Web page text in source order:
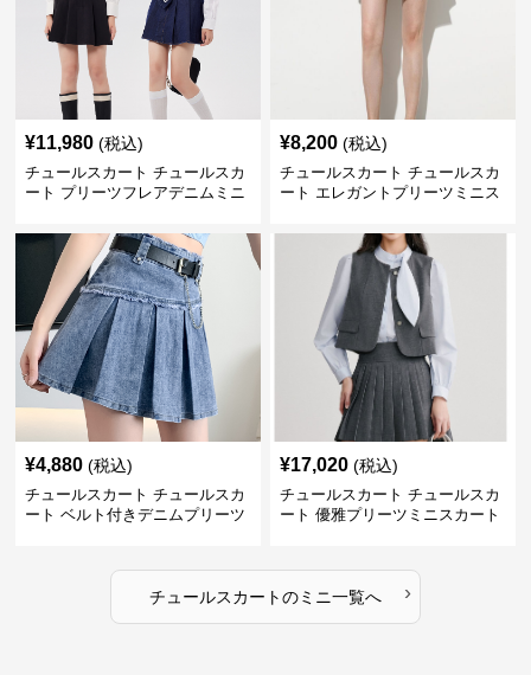
¥11,980 (税込)
チュールスカート チュールスカ
ート プリーツフレアデニムミニ
¥8,200 (税込)
チュールスカート チュールスカ
ート エレガントプリーツミニス
¥4,880 (税込)
チュールスカート チュールスカ
ート ベルト付きデニムプリーツ
¥17,020 (税込)
チュールスカート チュールスカ
ート 優雅プリーツミニスカート
チュールスカートのミニ一覧へ ›